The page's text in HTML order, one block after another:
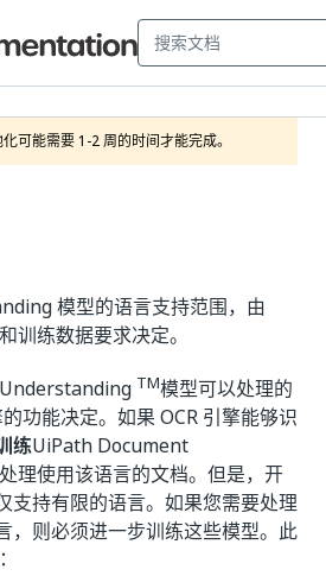
可能需要 1-2 周的时间才能完成。
模型的语言支持范围，由
训练数据要求决定。
TM模型可以处理的
功能决定。如果 OCR 引擎能够识
练UiPath Document
理使用该语言的文档。但是，开
支持有限的语言。如果您需要处理
，则必须进一步训练这些模型。此